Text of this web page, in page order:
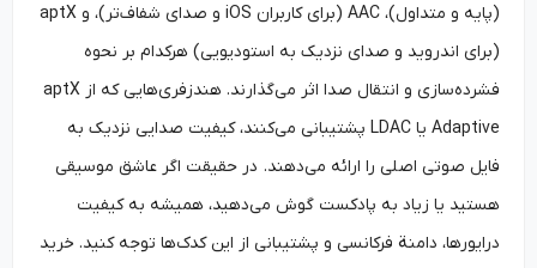
(پایه و متداول)، AAC (برای کاربران iOS و صدای شفاف‌تر)، و aptX
(برای اندروید و صدای نزدیک به استودیویی) هرکدام بر نحوه‌
فشرده‌سازی و انتقال صدا اثر می‌گذارند. هندزفری‌هایی که از aptX
Adaptive یا LDAC پشتیبانی می‌کنند، کیفیت صدایی نزدیک به
فایل صوتی اصلی را ارائه می‌دهند. در حقیقت اگر عاشق موسیقی
هستید یا زیاد به پادکست گوش می‌دهید، همیشه به کیفیت
درایورها، دامنة فرکانسی و پشتیبانی از این کدک‌ها توجه کنید. خرید